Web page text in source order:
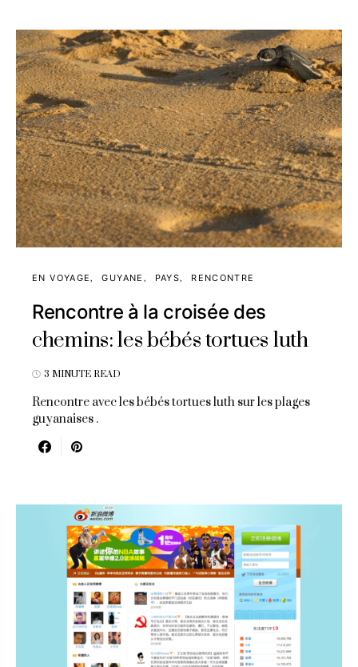
EN VOYAGE GUYANE PAYS RENCONTRE
Rencontre à la croisée des
chemins: les bébés tortues luth
3 MINUTE READ
Rencontre avec les bébés tortues luth sur les plages
guyanaises .